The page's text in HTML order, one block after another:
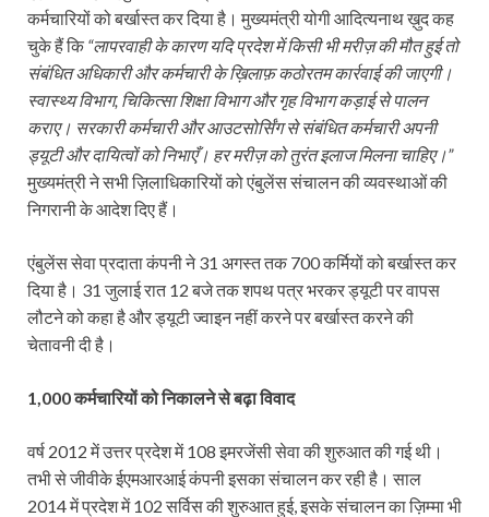
कर्मचारियों को बर्खास्त कर दिया है। मुख्यमंत्री योगी आदित्यनाथ ख़ुद कह
चुके हैं कि “लापरवाही के कारण यदि प्रदेश में किसी भी मरीज़ की मौत हुई तो
संबंधित अधिकारी और कर्मचारी के ख़िलाफ़ कठोरतम कार्रवाई की जाएगी।
स्वास्थ्य विभाग, चिकित्सा शिक्षा विभाग और गृह विभाग कड़ाई से पालन
कराए। सरकारी कर्मचारी और आउटसोर्सिंग से संबंधित कर्मचारी अपनी
ड्यूटी और दायित्वों को निभाएँ। हर मरीज़ को तुरंत इलाज मिलना चाहिए।”
मुख्यमंत्री ने सभी ज़िलाधिकारियों को एंबुलेंस संचालन की व्यवस्थाओं की
निगरानी के आदेश दिए हैं।
एंबुलेंस सेवा प्रदाता कंपनी ने 31 अगस्त तक 700 कर्मियों को बर्खास्त कर
दिया है। 31 जुलाई रात 12 बजे तक शपथ पत्र भरकर ड्यूटी पर वापस
लौटने को कहा है और ड्यूटी ज्वाइन नहीं करने पर बर्खास्त करने की
चेतावनी दी है।
1,000 कर्मचारियों को निकालने से बढ़ा विवाद
वर्ष 2012 में उत्तर प्रदेश में 108 इमरजेंसी सेवा की शुरुआत की गई थी।
तभी से जीवीके ईएमआरआई कंपनी इसका संचालन कर रही है। साल
2014 में प्रदेश में 102 सर्विस की शुरुआत हुई, इसके संचालन का ज़िम्मा भी